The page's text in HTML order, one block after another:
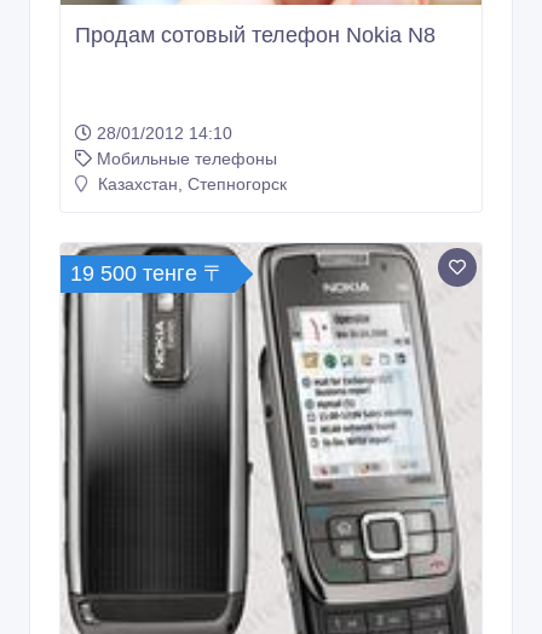
Продам сотовый телефон Nokia N8
28/01/2012 14:10
Мобильные телефоны
Казахстан, Степногорск
19 500 тенге 〒